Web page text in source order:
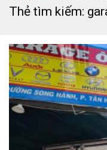
Thẻ tìm kiếm: